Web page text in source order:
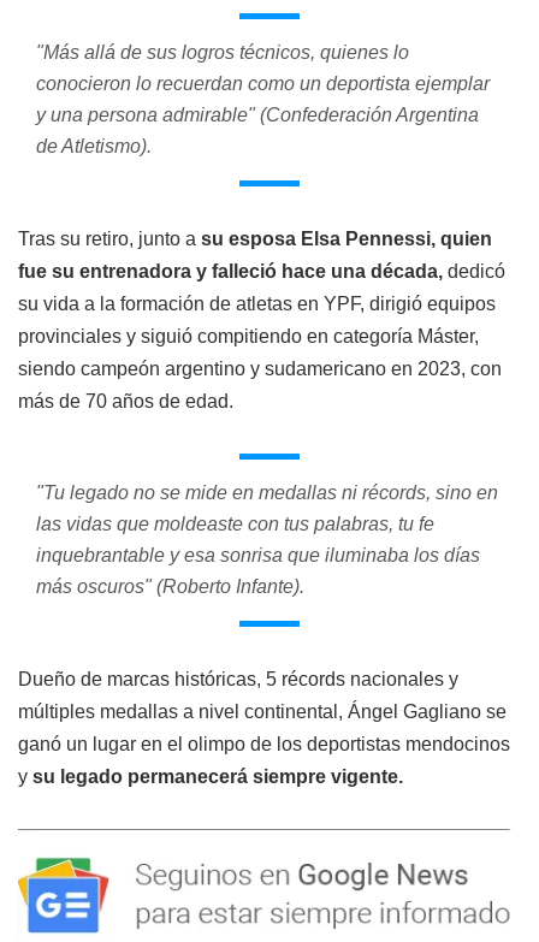
"Más allá de sus logros técnicos, quienes lo
conocieron lo recuerdan como un deportista ejemplar
y una persona admirable" (Confederación Argentina
de Atletismo).
Tras su retiro, junto a su esposa Elsa Pennessi, quien
fue su entrenadora y falleció hace una década, dedicó
su vida a la formación de atletas en YPF, dirigió equipos
provinciales y siguió compitiendo en categoría Máster,
siendo campeón argentino y sudamericano en 2023, con
más de 70 años de edad.
"Tu legado no se mide en medallas ni récords, sino en
las vidas que moldeaste con tus palabras, tu fe
inquebrantable y esa sonrisa que iluminaba los días
más oscuros" (Roberto Infante).
Dueño de marcas históricas, 5 récords nacionales y
múltiples medallas a nivel continental, Ángel Gagliano se
ganó un lugar en el olimpo de los deportistas mendocinos
y su legado permanecerá siempre vigente.